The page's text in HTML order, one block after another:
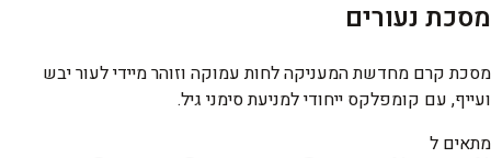
מסכת נעורים
מסכת קרם מחדשת המעניקה לחות עמוקה וזוהר מיידי לעור יבש
ועייף, עם קומפלקס ייחודי למניעת סימני גיל.
מתאים ל